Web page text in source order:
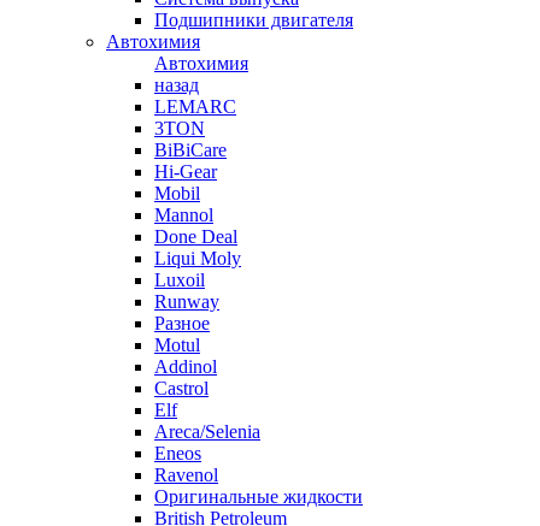
Подшипники двигателя
Автохимия
Автохимия
назад
LEMARC
3TON
BiBiCare
Hi-Gear
Mobil
Mannol
Done Deal
Liqui Moly
Luxoil
Runway
Разное
Motul
Addinol
Castrol
Elf
Areca/Selenia
Eneos
Ravenol
Оригинальные жидкости
British Petroleum